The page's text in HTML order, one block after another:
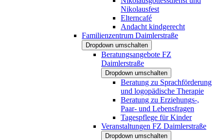
Nikolausfest
Elterncafé
Andacht kindgerecht
Familienzentrum Daimlerstraße
Dropdown umschalten
Beratungsangebote FZ
Daimlerstraße
Dropdown umschalten
Beratung zu Sprachförderung
und logopädische Therapie
Beratung zu Erziehungs-,
Paar- und Lebensfragen
Tagespflege für Kinder
Veranstaltungen FZ Daimlerstraße
Dropdown umschalten